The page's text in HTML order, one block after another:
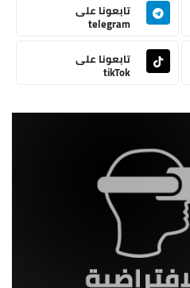
تابعونا على
telegram
تابعونا على
tikTok